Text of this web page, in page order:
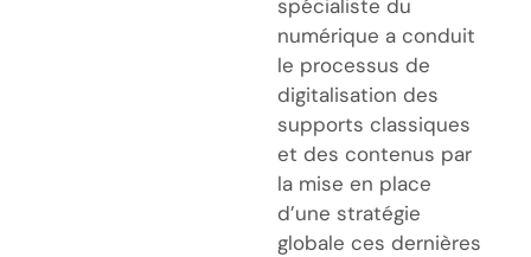
spécialiste du
numérique a conduit
le processus de
digitalisation des
supports classiques
et des contenus par
la mise en place
d’une stratégie
globale ces dernières